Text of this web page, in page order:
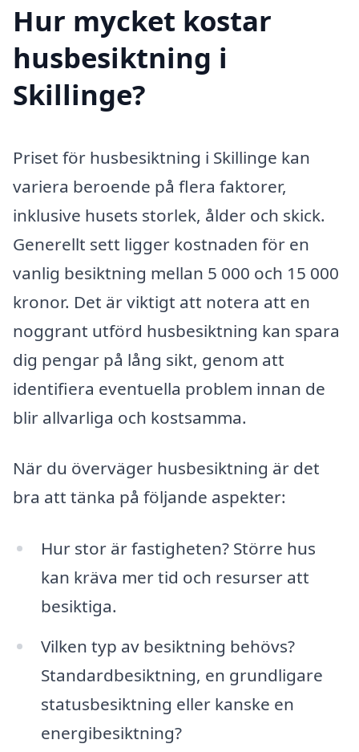
Hur mycket kostar
husbesiktning i
Skillinge?
Priset för husbesiktning i Skillinge kan
variera beroende på flera faktorer,
inklusive husets storlek, ålder och skick.
Generellt sett ligger kostnaden för en
vanlig besiktning mellan 5 000 och 15 000
kronor. Det är viktigt att notera att en
noggrant utförd husbesiktning kan spara
dig pengar på lång sikt, genom att
identifiera eventuella problem innan de
blir allvarliga och kostsamma.
När du överväger husbesiktning är det
bra att tänka på följande aspekter:
Hur stor är fastigheten? Större hus
kan kräva mer tid och resurser att
besiktiga.
Vilken typ av besiktning behövs?
Standardbesiktning, en grundligare
statusbesiktning eller kanske en
energibesiktning?